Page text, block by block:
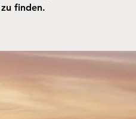
finden.